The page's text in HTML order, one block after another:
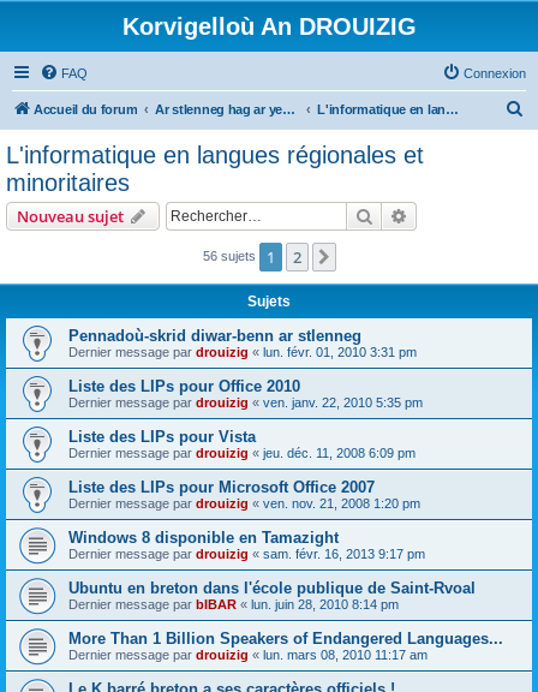
Korvigelloù An DROUIZIG
FAQ Connexion
Accueil du forum Ar stlenneg hag ar yezhoù bihan er bed a-bezh L'informatique en langues régionales et minoritaires
c
r
L'informatique en langues régionales et
minoritaires
Nouveau sujet Rechercher
56 sujets 1 2
Sujets
Pennadoù-skrid diwar-benn ar stlenneg
Dernier message par drouizig « lun. févr. 01, 2010 3:31 pm
Liste des LIPs pour Office 2010
Dernier message par drouizig « ven. janv. 22, 2010 5:35 pm
Liste des LIPs pour Vista
Dernier message par drouizig « jeu. déc. 11, 2008 6:09 pm
Liste des LIPs pour Microsoft Office 2007
Dernier message par drouizig « ven. nov. 21, 2008 1:20 pm
Windows 8 disponible en Tamazight
Dernier message par drouizig « sam. févr. 16, 2013 9:17 pm
Ubuntu en breton dans l'école publique de Saint-Rvoal
Dernier message par bIBAR « lun. juin 28, 2010 8:14 pm
More Than 1 Billion Speakers of Endangered Languages...
Dernier message par drouizig « lun. mars 08, 2010 11:17 am